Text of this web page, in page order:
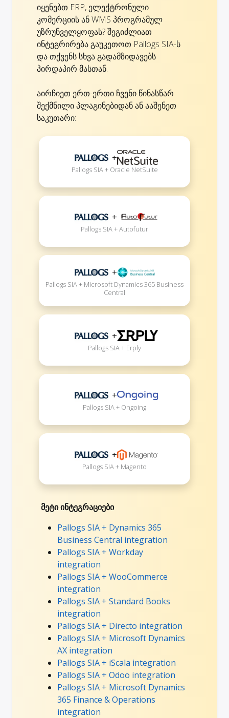
იყენებთ ERP, ელექტრონული
კომერციის ან WMS პროგრამულ
უზრუნველყოფას? შეგიძლიათ
ინტეგრირება გაუკეთოთ Pallogs SIA-ს
და თქვენს სხვა გადამზიდავებს
პირდაპირ მასთან.
აირჩიეთ ერთ-ერთი ჩვენი წინასწარ
შექმნილი პლაგინებიდან ან ააშენეთ
საკუთარი:
+
Pallogs SIA + Oracle NetSuite
+
Pallogs SIA + Autofutur
+
Pallogs SIA + Microsoft Dynamics 365 Business
Central
+
Pallogs SIA + Erply
+
Pallogs SIA + Ongoing
+
Pallogs SIA + Magento
მეტი ინტეგრაციები
Pallogs SIA + Dynamics 365
Business Central integration
Pallogs SIA + Workday
integration
Pallogs SIA + WooCommerce
integration
Pallogs SIA + Standard Books
integration
Pallogs SIA + Directo integration
Pallogs SIA + Microsoft Dynamics
AX integration
Pallogs SIA + iScala integration
Pallogs SIA + Odoo integration
Pallogs SIA + Microsoft Dynamics
365 Finance & Operations
integration